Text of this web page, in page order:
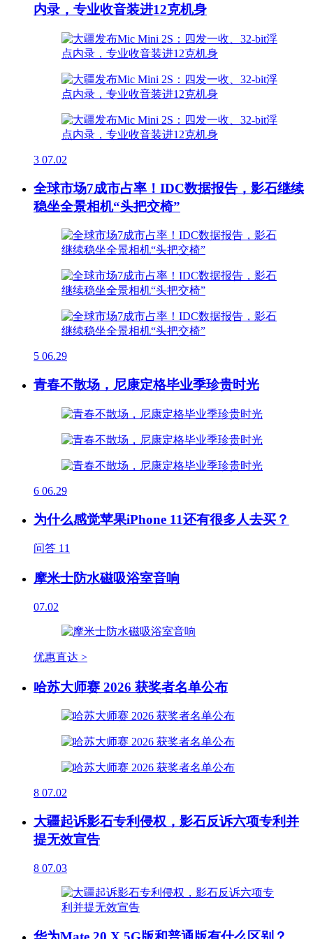
内录，专业收音装进12克机身
3 07.02
全球市场7成市占率！IDC数据报告，影石继续
稳坐全景相机“头把交椅”
5 06.29
青春不散场，尼康定格毕业季珍贵时光
6 06.29
为什么感觉苹果iPhone 11还有很多人去买？
问答 11
摩米士防水磁吸浴室音响
07.02
优惠直达 >
哈苏大师赛 2026 获奖者名单公布
8 07.02
大疆起诉影石专利侵权，影石反诉六项专利并
提无效宣告
8 07.03